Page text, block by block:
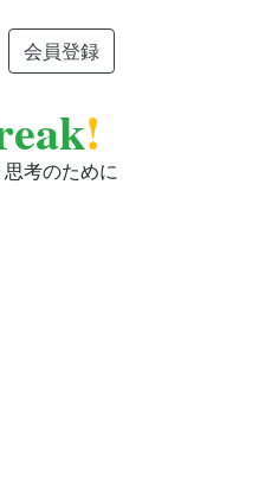
会員登録
!
考のために